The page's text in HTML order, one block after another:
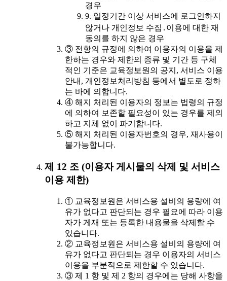
경우
9. 일정기간 이상 서비스에 로그인하지
않거나 개인정보 수집․이용에 대한 재
동의를 하지 않은 경우
③ 전항의 규정에 의하여 이용자의 이용을 제
한하는 경우와 제한의 종류 및 기간 등 구체
적인 기준은 교육정보원의 공지, 서비스 이용
안내, 개인정보처리방침 등에서 별도로 정하
는 바에 의합니다.
④ 해지 처리된 이용자의 정보는 법령의 규정
에 의하여 보존할 필요성이 있는 경우를 제외
하고 지체 없이 파기합니다.
⑤ 해지 처리된 이용자번호의 경우, 재사용이
불가능합니다.
제 12 조 (이용자 게시물의 삭제 및 서비스
이용 제한)
① 교육정보원은 서비스용 설비의 용량에 여
유가 없다고 판단되는 경우 필요에 따라 이용
자가 게재 또는 등록한 내용물을 삭제할 수
있습니다.
② 교육정보원은 서비스용 설비의 용량에 여
유가 없다고 판단되는 경우 이용자의 서비스
이용을 부분적으로 제한할 수 있습니다.
③ 제 1 항 및 제 2 항의 경우에는 당해 사항을